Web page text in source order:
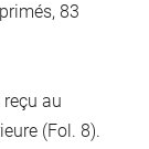
83
au
(Fol. 8).